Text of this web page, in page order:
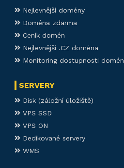
Nejlevnější domény
Doména zdarma
Ceník domén
Nejlevnější .CZ doména
Monitoring dostupnosti domén
SERVERY
Disk (záložní úložiště)
VPS SSD
VPS ON
Dedikované servery
WMS